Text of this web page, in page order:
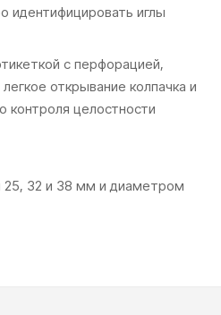
идентифицировать иглы
с перфорацией,
открывание колпачка и
контроля целостности
25, 32 и 38 мм и диаметром